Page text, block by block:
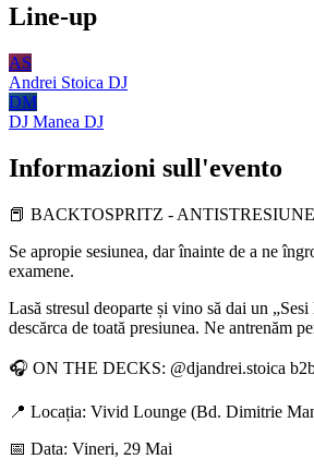
Line-up
AS
Andrei Stoica DJ
DM
DJ Manea DJ
Informazioni sull'evento
📕 BACKTOSPRITZ -
Se apropie sesiunea, dar înainte de a ne
examene.
Lasă stresul deoparte și vino să dai un
descărca de toată presiunea. Ne antrenăm
🎧 ON THE DECKS: @djandrei.stoica
📍 Locația: Vivid Lounge (Bd. Dimitrie
📅 Data: Vineri, 29 Mai